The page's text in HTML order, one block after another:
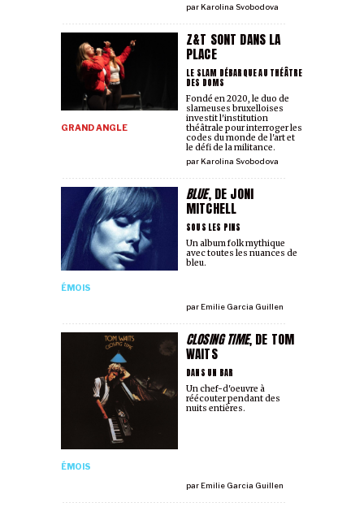
parKarolina Svobodova
Z&T SONT DANS LA
PLACE
LE SLAM DÉBARQUE AU THÉÂTRE
DES DOMS
GRAND ANGLE
parKarolina Svobodova
Fondé en 2020, le duo de
slameuses bruxelloises
investit l'institution
théâtrale pour interroger les
codes du monde de l'art et
le défi de la militance.
BLUE, DE JONI
MITCHELL
SOUS LES PINS
ÉMOIS
parEmilie Garcia Guillen
Un album folk mythique
avec toutes les nuances de
bleu.
CLOSING TIME, DE TOM
WAITS
DANS UN BAR
ÉMOIS
parEmilie Garcia Guillen
Un chef-d'oeuvre à
réécouter pendant des
nuits entières.